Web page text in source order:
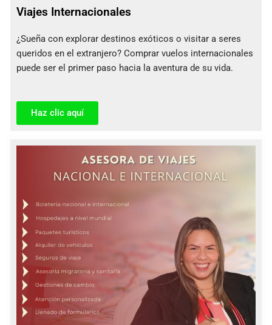
Viajes Internacionales
¿Sueña con explorar destinos exóticos o visitar a seres
queridos en el extranjero? Comprar vuelos internacionales
puede ser el primer paso hacia la aventura de su vida.
Haz clic aquí